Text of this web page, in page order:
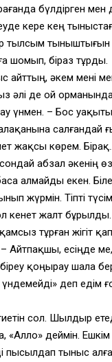
бүлдірген мен
кере кең
тылсым
шомып, біраз тұрды.
айттың, әкем мені
әлі де ой
үнмен. – Бос
салғандай
жақсы көрем.
абзал әкенің
алмайды екен.
жүрмін. Тіпті
кенет жалт
тұрған жігіт
Айтпақшы, есіңде ме,
қоңырау шала
деп едім
сол. Шылдыр
деймін. Ешкім
пысылдап тыныс